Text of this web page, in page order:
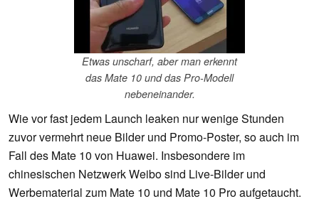
Etwas unscharf, aber man erkennt
das Mate 10 und das Pro-Modell
nebeneinander.
Wie vor fast jedem Launch leaken nur wenige Stunden
zuvor vermehrt neue Bilder und Promo-Poster, so auch im
Fall des Mate 10 von Huawei. Insbesondere im
chinesischen Netzwerk Weibo sind Live-Bilder und
Werbematerial zum Mate 10 und Mate 10 Pro aufgetaucht.